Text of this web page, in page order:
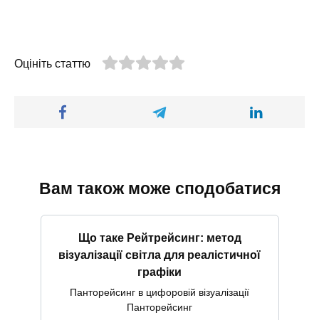
Оцініть статтю
Вам також може сподобатися
Що таке Рейтрейсинг: метод
візуалізації світла для реалістичної
графіки
Панторейсинг в цифоровій візуалізації
Панторейсинг